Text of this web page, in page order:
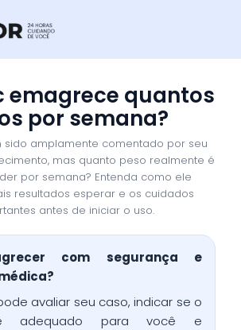
emagrece quantos
por semana?
sido amplamente comentado por seu
mas quanto peso realmente é
por semana? Entenda como ele
resultados esperar e os cuidados
antes de iniciar o uso.
com segurança e
avaliar seu caso, indicar se o
adequado para você e